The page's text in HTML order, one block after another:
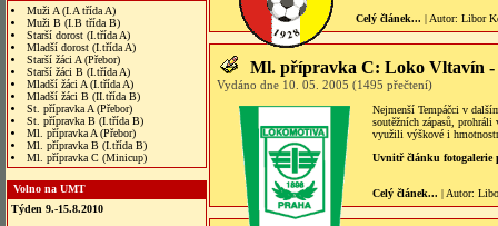
Muži A (I.A třída A)
Muži B (I.B třída B)
Starší dorost (I.třída A)
Mladší dorost (I.třída A)
Starší žáci A (Přebor)
Starší žáci B (I.třída A)
Mladší žáci A (I.třída A)
Mladší žáci B (II.třída B)
St. přípravka A (Přebor)
St. přípravka B (I.třída B)
Ml. přípravka A (Přebor)
Ml. přípravka B (I.třída B)
Ml. přípravka C (Minicup)
Volno na UMT
Týden 9.-15.8.2010
Celý článek... | Autor: Libor
Ml. přípravka C: Loko Vltavín -
Vydáno dne 10. 05. 2005 (1495 přečtení)
Nejmenší Tempáčci v
soutěžních zápasů,
využili výškové i
Uvnitř článku
Celý článek... | Autor: